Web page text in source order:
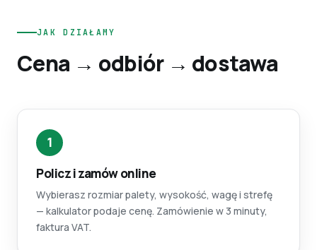
JAK DZIAŁAMY
Cena → odbiór → dostawa
1
Policz i zamów online
Wybierasz rozmiar palety, wysokość, wagę i strefę
— kalkulator podaje cenę. Zamówienie w 3 minuty,
faktura VAT.